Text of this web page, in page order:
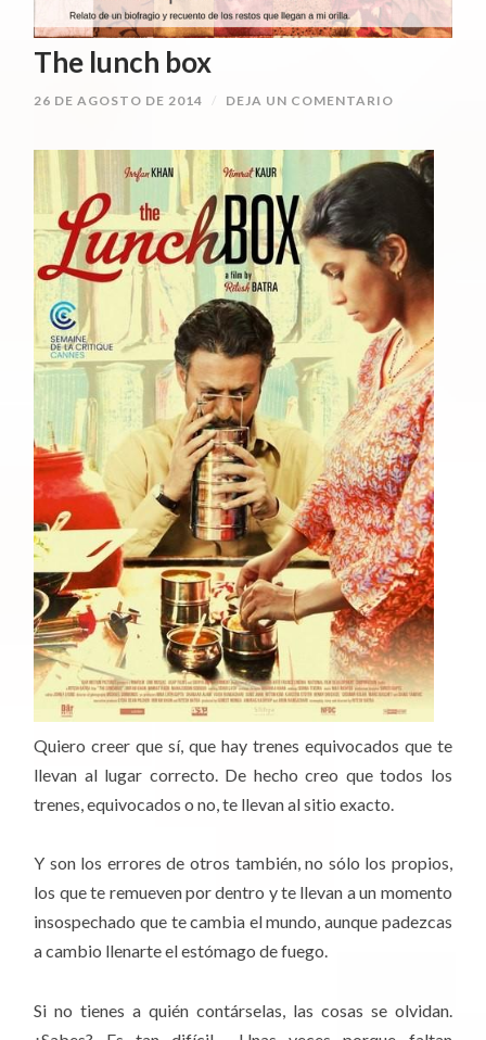
The lunch box
26 DE AGOSTO DE 2014 / DEJA UN COMENTARIO
Quiero creer que sí, que hay trenes equivocados que te
llevan al lugar correcto. De hecho creo que todos los
trenes, equivocados o no, te llevan al sitio exacto.
Y son los errores de otros también, no sólo los propios,
los que te remueven por dentro y te llevan a un momento
insospechado que te cambia el mundo, aunque padezcas
a cambio llenarte el estómago de fuego.
Si no tienes a quién contárselas, las cosas se olvidan.